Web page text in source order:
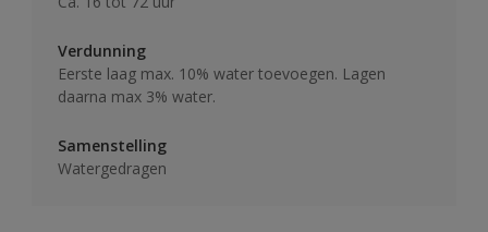
Verdunning
Eerste laag max. 10% water toevoegen. Lagen
daarna max 3% water.
Samenstelling
Watergedragen